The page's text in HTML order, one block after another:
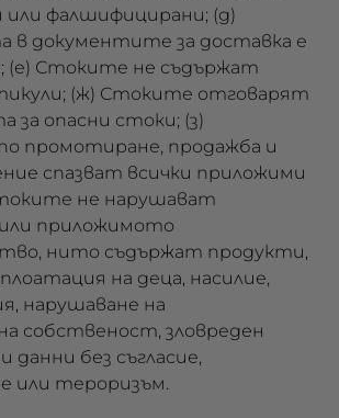
фалшифицирани; (д)
в документите за доставка е
(е) Стоките не съдържат
(ж) Стоките отговарят
за опасни стоки; (з)
промотиране, продажба и
спазват всички приложими
не нарушават
приложимото
нито съдържат продукти,
на деца, насилие,
нарушаване на
собственост, зловреден
данни без съгласие,
или тероризъм.